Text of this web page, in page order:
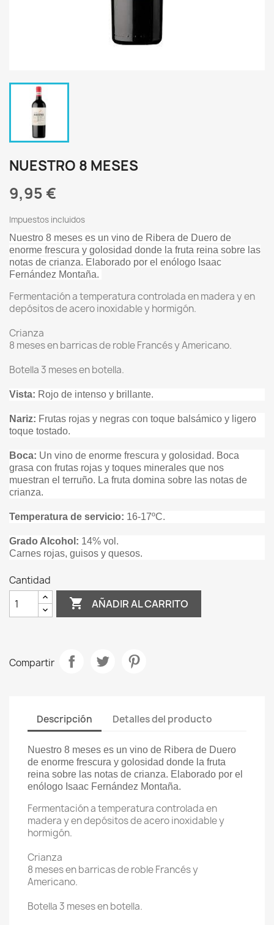
NUESTRO 8 MESES
9,95 €
Impuestos incluidos
Nuestro 8 meses es un vino de Ribera de Duero de
enorme frescura y golosidad donde la fruta reina sobre las
notas de crianza. Elaborado por el enólogo Isaac
Fernández Montaña.
Fermentación a temperatura controlada en madera y en
depósitos de acero inoxidable y hormigón.
Crianza
8 meses en barricas de roble Francés y Americano.
Botella 3 meses en botella.
Vista: Rojo de intenso y brillante.
Nariz: Frutas rojas y negras con toque balsámico y ligero
toque tostado.
Boca: Un vino de enorme frescura y golosidad. Boca
grasa con frutas rojas y toques minerales que nos
muestran el terruño. La fruta domina sobre las notas de
crianza.
Temperatura de servicio: 16-17ºC.
Grado Alcohol: 14% vol .
Carnes rojas, guisos y quesos.
Cantidad
 AÑADIR AL CARRITO
Compartir
Descripción Detalles del producto
Nuestro 8 meses es un vino de Ribera de Duero
de enorme frescura y golosidad donde la fruta
reina sobre las notas de crianza. Elaborado por el
enólogo Isaac Fernández Montaña.
Fermentación a temperatura controlada en
madera y en depósitos de acero inoxidable y
hormigón.
Crianza
8 meses en barricas de roble Francés y
Americano.
Botella 3 meses en botella.